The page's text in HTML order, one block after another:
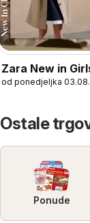
Zara New in
od ponedjeljka
Ostale
Ponude